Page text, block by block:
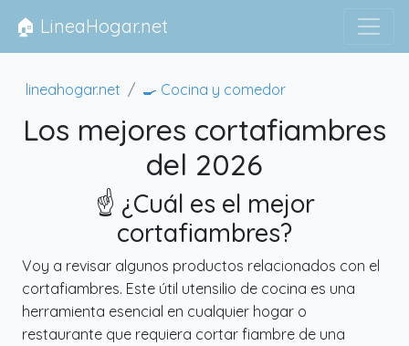
🏠 LineaHogar.net
lineahogar.net 🍳 Cocina y comedor
Los mejores cortafiambres
del 2026
☝️ ¿Cuál es el mejor
cortafiambres?
Voy a revisar algunos productos relacionados con el
cortafiambres. Este útil utensilio de cocina es una
herramienta esencial en cualquier hogar o
restaurante que requiera cortar fiambre de una